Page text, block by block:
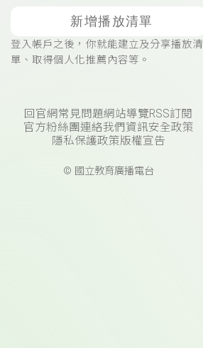
新增播放清單
登入帳戶之後，你就能建立及分享播放清
單、取得個人化推薦內容等。
回官網常見問題網站導覽RSS訂閱
官方粉絲團連絡我們 資訊安全政策
隱私保護政策版權宣告
© 國立教育廣播電台